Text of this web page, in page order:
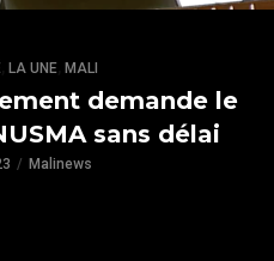
, LA UNE, MALI
demande le
sans délai
Malinews